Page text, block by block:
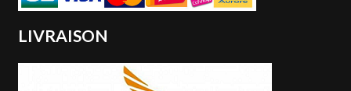
LIVRAISON